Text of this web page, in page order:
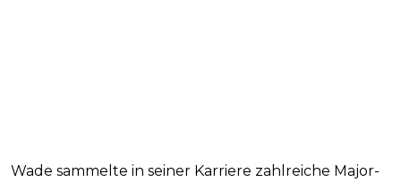
Wade sammelte in seiner Karriere zahlreiche Major-